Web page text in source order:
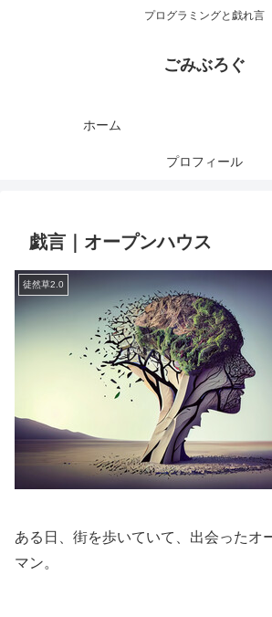
プログラミングと戯れ言
ごみぶろぐ
ホーム
プロフィール
戯言｜オープンハウス
徒然草2.0
ある日、街を歩いていて、出会ったオ
マン。